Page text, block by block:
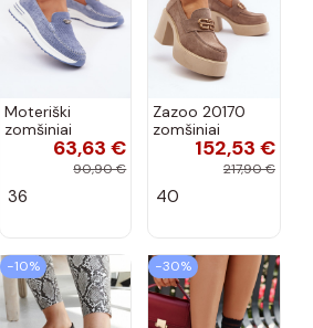
Moteriški
zomšiniai
mokasinai
Demela mėlynos
63,63 €
90,90 €
36
Zazoo 20170
zomšiniai
bateliai su
kulniukais smėlio
152,53 €
217,90 €
40
−10% −30%